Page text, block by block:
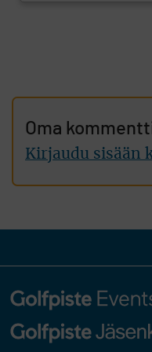
Oma
Kirjaudu sisään